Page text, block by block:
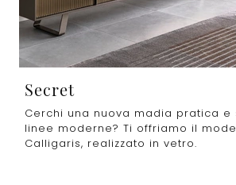
Secret
Cerchi una nuova madia pratica
linee moderne? Ti offriamo il
Calligaris, realizzato in vetro.